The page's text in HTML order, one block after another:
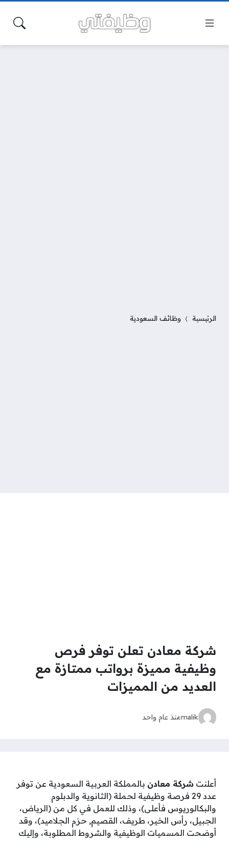
الرئيسية وظائف السعودية
شركة معادن تعلن توفر فرص
وظيفية مميزة برواتب ممتازة مع
العديد من المميزات
malikمنذ عام واحد
أعلنت شركة معادن بالمملكة العربية السعودية عن توفر
عدد 29 فرصة وظيفية لحملة (الثانوية والدبلوم
والبكالوريوس فأعلى)، وذلك للعمل في كل من (الرياض،
الجبيل، رأس الخير، طريف، القصيم, حزم الجلاميد)، وقد
أوضحت المسميات الوظيفية والشروط المطلوبة، وإليك